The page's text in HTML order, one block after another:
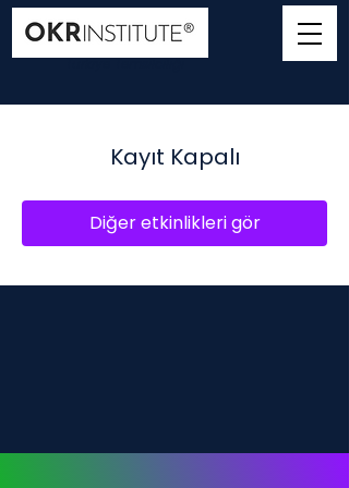
Türkiye Temsilciliği
Kayıt Kapalı
Diğer etkinlikleri gör